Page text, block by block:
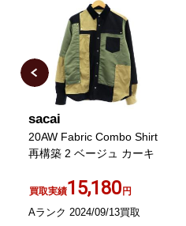
sacai
20AW Fabric Combo Shirt
再構築 2 ベージュ カーキ
買取実績15,180円
Aランク 2024/09/13買取